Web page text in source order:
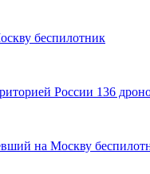
беспилотник
России 136
на Москву